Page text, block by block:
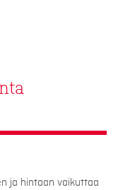
ja hintaan vaikuttaa